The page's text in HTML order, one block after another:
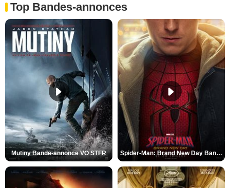
Top Bandes-annonces
Mutiny Bande-annonce VO STFR Spider-Man: Brand New Day Bande-annonce VO STFR